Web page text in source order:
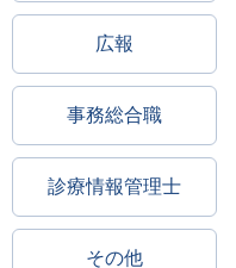
広報
事務総合職
診療情報管理士
その他